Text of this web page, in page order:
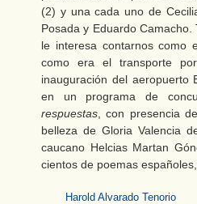
(2) y una cada uno de
Posada y Eduardo
le interesa contarnos como
como era el transporte
inauguración del aeropuerto
en un programa de
respuestas , con presencia
belleza de Gloria Valencia
caucano Helcias Martan
cientos de poemas
Harold Alvarado Tenorio